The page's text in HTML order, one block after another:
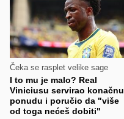
Čeka se rasplet velike sage
I to mu je malo? Real
Viniciusu servirao konačnu
ponudu i poručio da "više
od toga nećeš dobiti"